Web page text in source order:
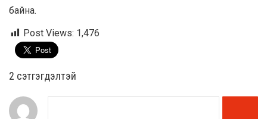
байна.
Post Views: 1,476
2 cэтгэгдэлтэй